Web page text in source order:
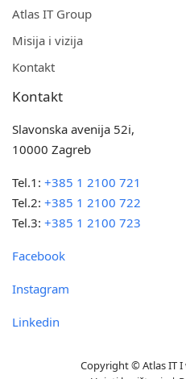
Atlas IT Group
Misija i vizija
Kontakt
Kontakt
Slavonska avenija 52i,
10000 Zagreb
Tel.1:+385 1 2100 721
Tel.2:+385 1 2100 722
Tel.3:+385 1 2100 723
Facebook
Instagram
Linkedin
Copyright © Atlas IT I